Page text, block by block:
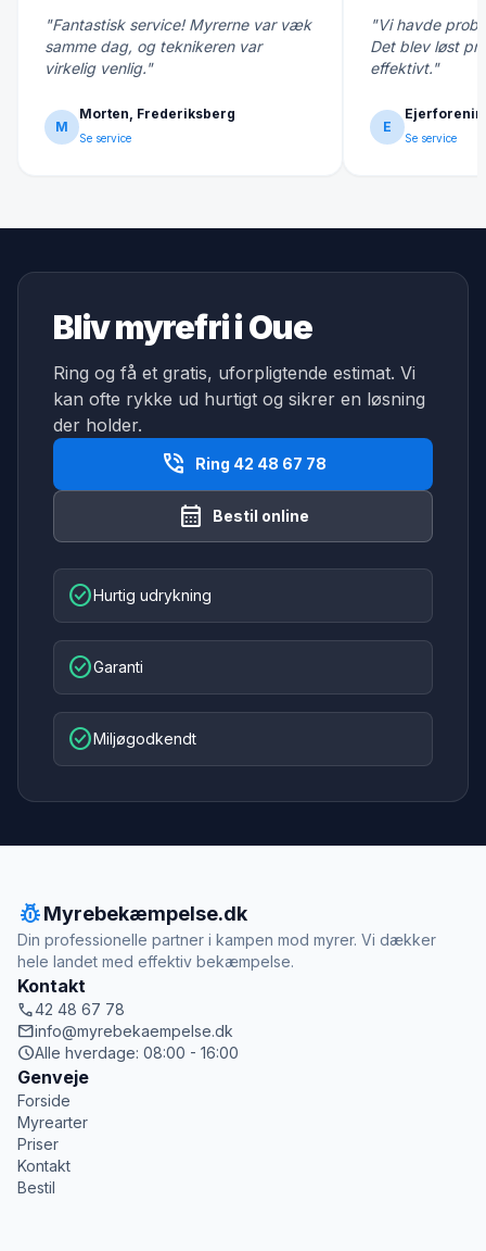
"Fantastisk service! Myrerne var væk
samme dag, og teknikeren var
virkelig venlig."
M
Morten, Frederiksberg
Se service
"Vi havde
Det blev løst
effektivt."
E
Se service
Bliv myrefri i Oue
Ring og få et gratis, uforpligtende estimat. Vi
kan ofte rykke ud hurtigt og sikrer en løsning
der holder.
phone_in_talk Ring 42 48 67 78
calendar_month Bestil online
check_circleHurtig udrykning
check_circleGaranti
check_circleMiljøgodkendt
pest_controlMyrebekæmpelse.dk
Din professionelle partner i kampen mod myrer. Vi dækker
hele landet med effektiv bekæmpelse.
Kontakt
call42 48 67 78
mailinfo@myrebekaempelse.dk
scheduleAlle hverdage: 08:00 - 16:00
Genveje
Forside
Myrearter
Priser
Kontakt
Bestil